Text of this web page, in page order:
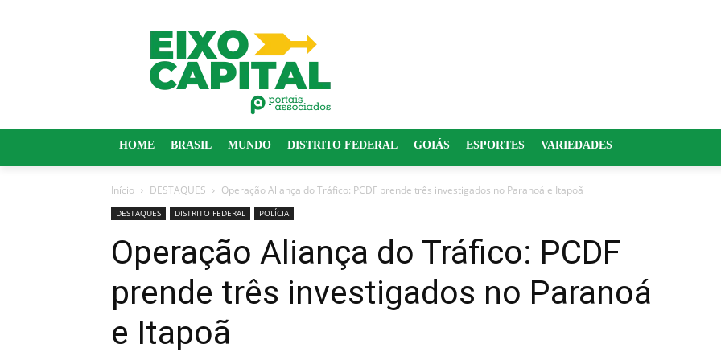
HOME BRASIL MUNDO DISTRITO FEDERAL GOIÁS ESPORTES VARIEDADES
Início DESTAQUES Operação Aliança do Tráfico: PCDF prende três investigados no Paranoá e Itapoã
DESTAQUES DISTRITO FEDERAL POLÍCIA
Operação Aliança do Tráfico: PCDF
prende três investigados no Paranoá
e Itapoã